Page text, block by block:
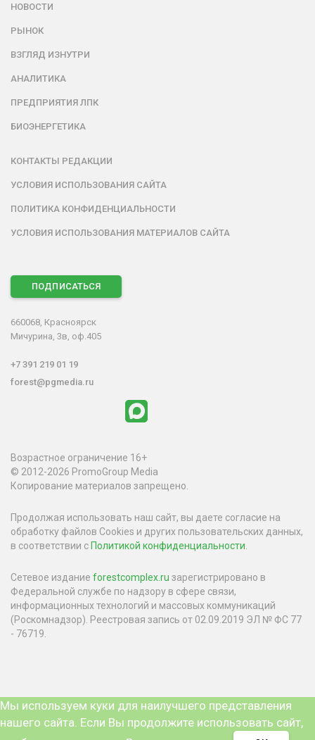
НОВОСТИ
РЫНОК
ВЗГЛЯД ИЗНУТРИ
АНАЛИТИКА
ПРЕДПРИЯТИЯ ЛПК
БИОЭНЕРГЕТИКА
КОНТАКТЫ РЕДАКЦИИ
УСЛОВИЯ ИСПОЛЬЗОВАНИЯ САЙТА
ПОЛИТИКА КОНФИДЕНЦИАЛЬНОСТИ
УСЛОВИЯ ИСПОЛЬЗОВАНИЯ МАТЕРИАЛОВ САЙТА
ПОДПИСАТЬСЯ
660068, Красноярск
Мичурина, 3в, оф.405
+7 391 219 01 19
forest@pgmedia.ru
Возрастное ограничение 16+
© 2012-2026 PromoGroup Media
Копирование материалов запрещено.
Продолжая использовать наш сайт, вы даете согласие на
обработку файлов Cookies и других пользовательских данных,
в соответствии с Политикой конфиденциальности
Сетевое издание forestcomplex.ru зарегистрировано в
Федеральной службе по надзору в сфере связи,
информационных технологий и массовых коммуникаций
(Роскомнадзор). Реестровая запись от 02.09.2019 ЭЛ № ФС 77
- 76719.
Мы используем куки для наилучшего представления
нашего сайта. Если Вы продолжите использовать сайт,